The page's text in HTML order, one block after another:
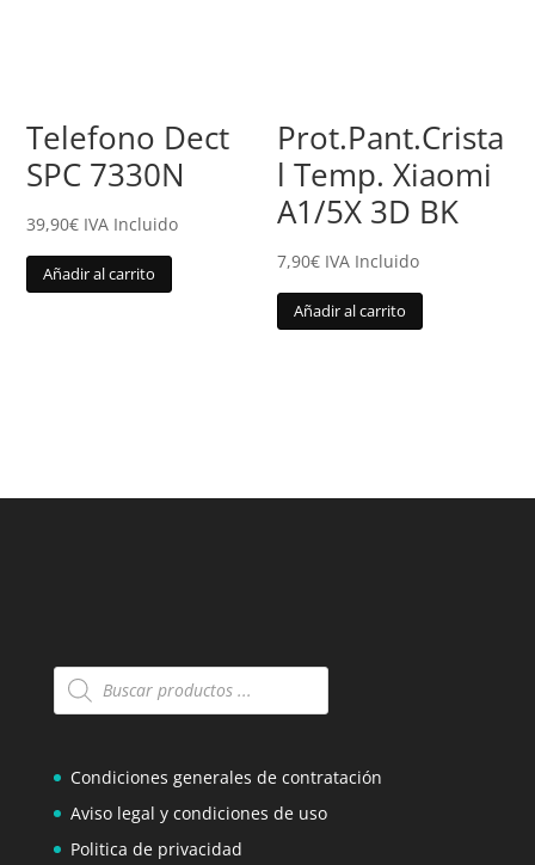
Telefono Dect
SPC 7330N
39,90€ IVA Incluido
Añadir al carrito
Prot.Pant.Crista
l Temp. Xiaomi
A1/5X 3D BK
7,90€ IVA Incluido
Añadir al carrito
Búsqueda
de
Condiciones generales de contratación
Aviso legal y condiciones de uso
Politica de privacidad